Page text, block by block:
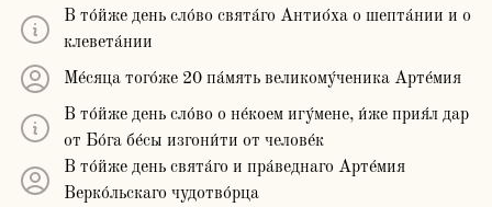
В то́йже день сло́во свята́го Антио́ха о шепта́нии и о
клевета́нии
Ме́сяца того́же 20 па́мять великому́ченика Арте́мия
В то́йже день сло́во о не́коем игу́мене, и́же прия́л дар
от Бо́га бе́сы изгони́ти от челове́к
В то́йже день свята́го и пра́веднаго Арте́мия
Верко́льскаго чудотво́рца